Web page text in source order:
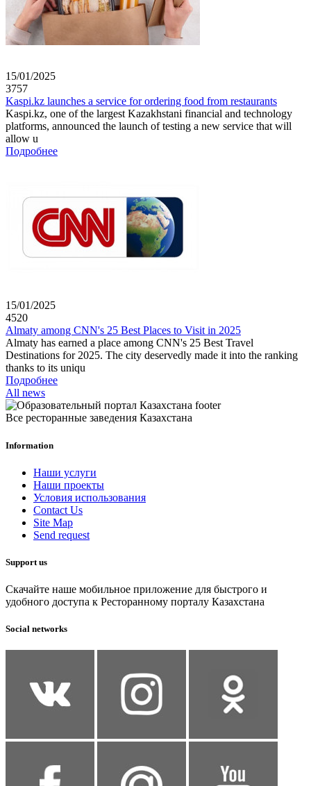
15/01/2025
3757
Kaspi.kz launches a service for ordering food from restaurants
Kaspi.kz, one of the largest Kazakhstani financial and technology
platforms, announced the launch of testing a new service that will
allow u
Подробнее
15/01/2025
4520
Almaty among CNN's 25 Best Places to Visit in 2025
Almaty has earned a place among CNN's 25 Best Travel
Destinations for 2025. The city deservedly made it into the ranking
thanks to its uniqu
Подробнее
All news
Все ресторанные заведения Казахстана
Information
Наши услуги
Наши проекты
Условия использования
Contact Us
Site Map
Send request
Support us
Скачайте наше мобильное приложение для быстрого и
удобного доступа к Ресторанному порталу Казахстана
Social networks